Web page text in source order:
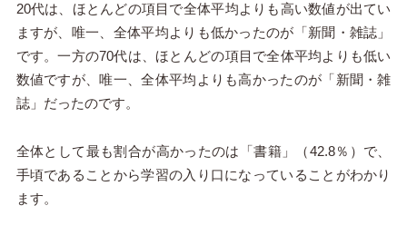
20代は、ほとんどの項目で全体平均よりも高い数値が出てい
ますが、唯一、全体平均よりも低かったのが「新聞・雑誌」
です。一方の70代は、ほとんどの項目で全体平均よりも低い
数値ですが、唯一、全体平均よりも高かったのが「新聞・雑
誌」だったのです。
全体として最も割合が高かったのは「書籍」（42.8％）で、
手頃であることから学習の入り口になっていることがわかり
ます。